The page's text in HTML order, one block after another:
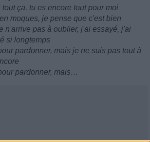
ça, tu es encore tout pour moi
moques, je pense que c'est bien
n'arrive pas à oublier, j'ai essayé, j'ai
si longtemps
pardonner, mais je ne suis pas tout à
pardonner, mais…